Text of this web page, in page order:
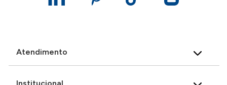
Atendimento